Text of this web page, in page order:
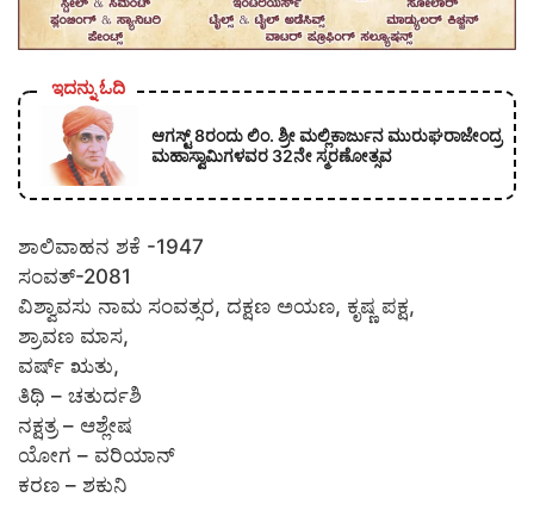
ಇದನ್ನು ಓದಿ
ಆಗಸ್ಟ್ 8ರಂದು ಲಿಂ. ಶ್ರೀ ಮಲ್ಲಿಕಾರ್ಜುನ ಮುರುಘರಾಜೇಂದ್ರ
ಮಹಾಸ್ವಾಮಿಗಳವರ 32ನೇ ಸ್ಮರಣೋತ್ಸವ
ಶಾಲಿವಾಹನ ಶಕೆ -1947
ಸಂವತ್-2081
ವಿಶ್ವಾವಸು ನಾಮ ಸಂವತ್ಸರ, ದಕ್ಷಣ ಅಯಣ, ಕೃಷ್ಣ ಪಕ್ಷ,
ಶ್ರಾವಣ ಮಾಸ,
ವರ್ಷ್ ಋತು,
ತಿಥಿ – ಚತುರ್ದಶಿ
ನಕ್ಷತ್ರ – ಆಶ್ಲೇಷ
ಯೋಗ – ವರಿಯಾನ್
ಕರಣ – ಶಕುನಿ